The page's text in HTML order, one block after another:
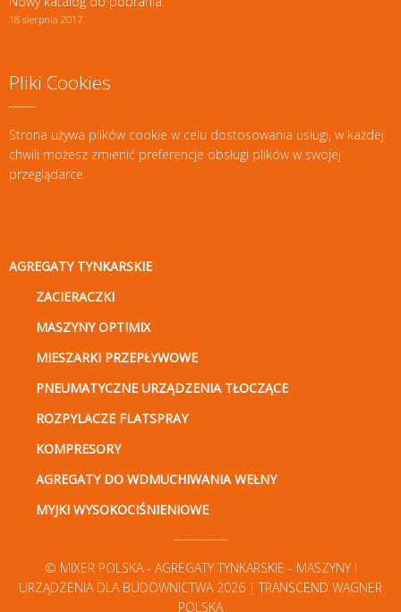
18 sierpnia 2017
Pliki Cookies
Strona używa plików cookie w celu dostosowania usługi, w każdej
chwili możesz zmienić preferencje obsługi plików w swojej
przeglądarce.
AGREGATY TYNKARSKIE
ZACIERACZKI
MASZYNY OPTIMIX
MIESZARKI PRZEPŁYWOWE
PNEUMATYCZNE URZĄDZENIA TŁOCZĄCE
ROZPYLACZE FLATSPRAY
KOMPRESORY
AGREGATY DO WDMUCHIWANIA WEŁNY
MYJKI WYSOKOCIŚNIENIOWE
© MIXER POLSKA - AGREGATY TYNKARSKIE - MASZYNY I
URZĄDZENIA DLA BUDOWNICTWA 2026 | TRANSCEND WAGNER
POLSKA